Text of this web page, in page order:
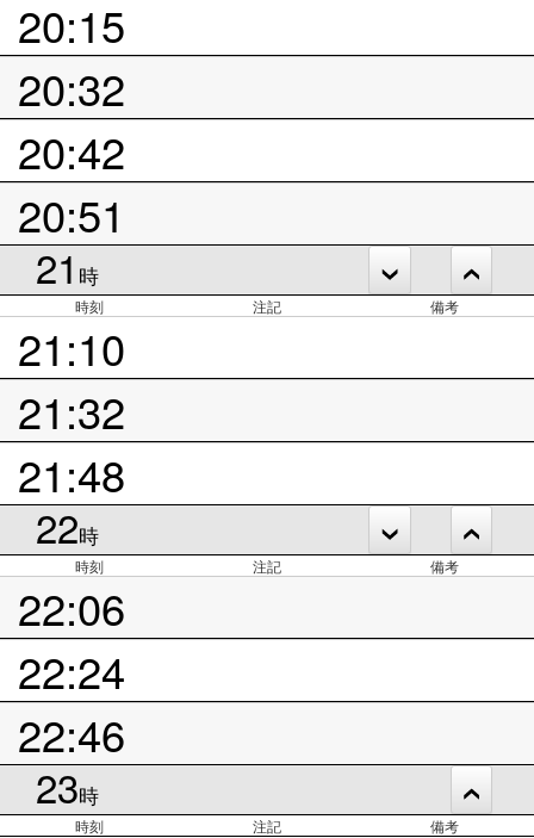
20:15
20:32
20:42
20:51
21 時
時刻 注記 備考
21:10
21:32
21:48
22時
時刻 注記 備考
22:06
22:24
22:46
23時
時刻 注記 備考